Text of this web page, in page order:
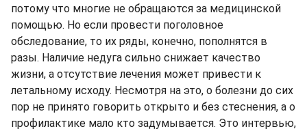
потому что многие не обращаются за медицинской
помощью. Но если провести поголовное
обследование, то их ряды, конечно, пополнятся в
разы. Наличие недуга сильно снижает качество
жизни, а отсутствие лечения может привести к
летальному исходу. Несмотря на это, о болезни до сих
пор не принято говорить открыто и без стеснения, а о
профилактике мало кто задумывается. Это интервью,